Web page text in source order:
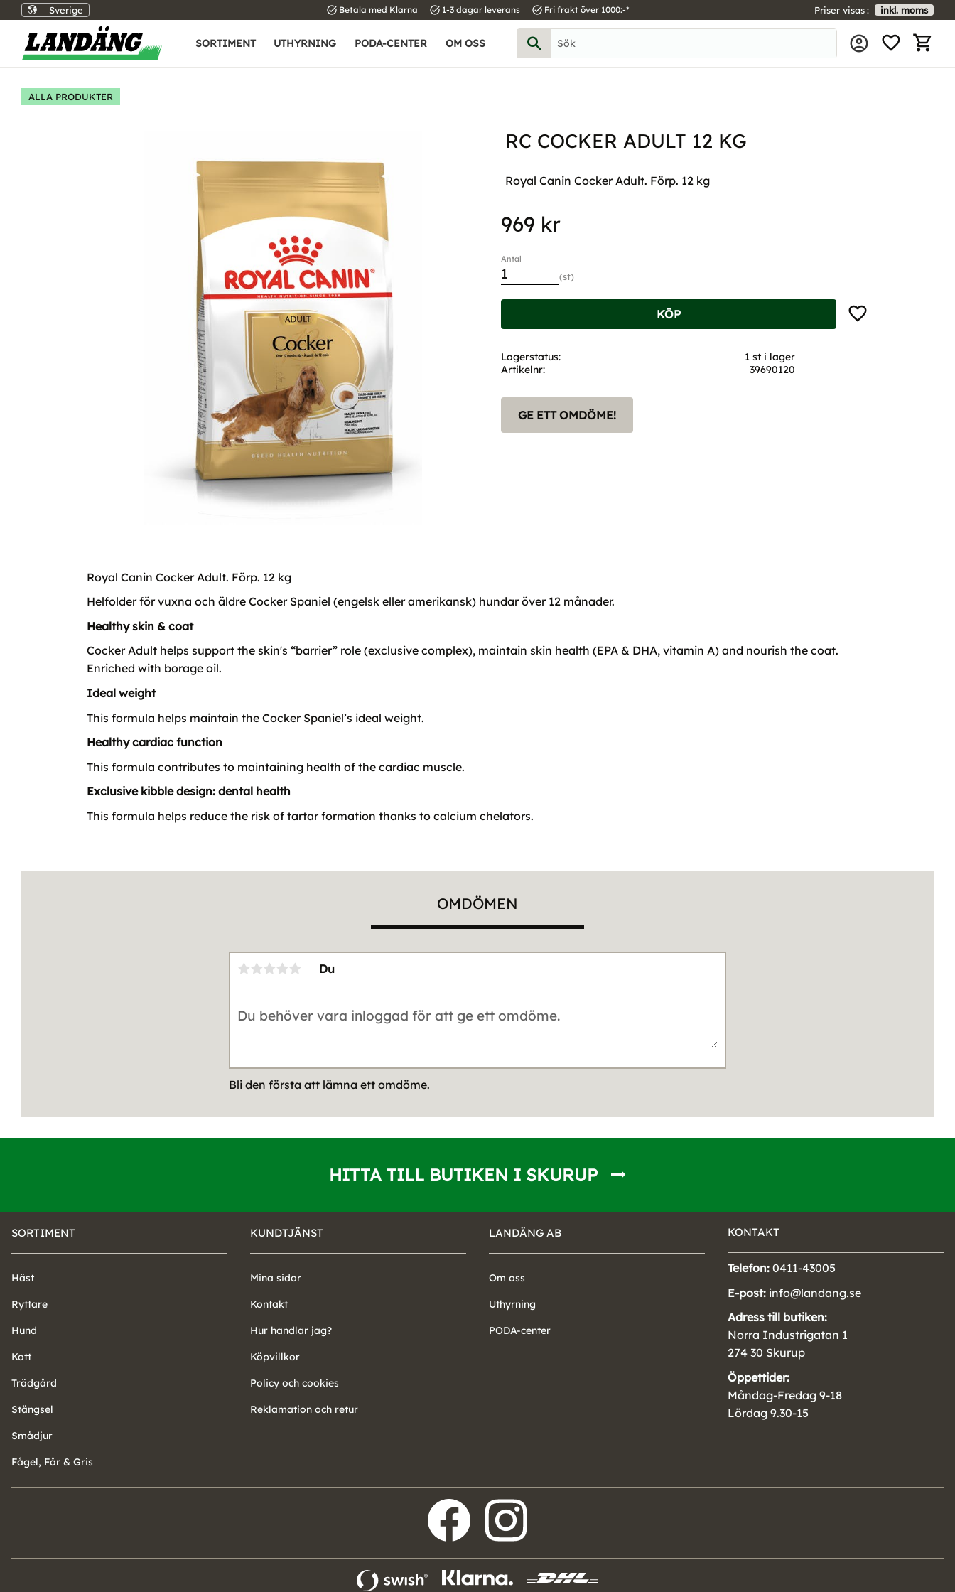
Sverige task_alt Betala med Klarna task_alt 1-3 dagar leverans task_alt Fri frakt över 1000:-* Priser visas inkl. moms
SORTIMENT UTHYRNING PODA-CENTER OM OSS
ALLA PRODUKTER
RC COCKER ADULT 12 KG
Royal Canin Cocker Adult. Förp. 12 kg
969 kr
Antal
st
KÖP Lägg till i favoriter
Lagerstatus
1 st i lager
Artikelnr
39690120
GE ETT OMDÖME!
Royal Canin Cocker Adult. Förp. 12 kg
Helfolder för vuxna och äldre Cocker Spaniel (engelsk eller amerikansk) hundar över 12 månader.
Healthy skin & coat
Cocker Adult helps support the skin's “barrier” role (exclusive complex), maintain skin health (EPA & DHA, vitamin A) and nourish the coat.
Enriched with borage oil.
Ideal weight
This formula helps maintain the Cocker Spaniel’s ideal weight.
Healthy cardiac function
This formula contributes to maintaining health of the cardiac muscle.
Exclusive kibble design: dental health
This formula helps reduce the risk of tartar formation thanks to calcium chelators.
OMDÖMEN
Du
Bli den första att lämna ett omdöme.
HITTA TILL BUTIKEN I SKURUP
SORTIMENT
Häst
Ryttare
Hund
Katt
Trädgård
Stängsel
Smådjur
Fågel, Får & Gris
KUNDTJÄNST
Mina sidor
Kontakt
Hur handlar jag?
Köpvillkor
Policy och cookies
Reklamation och retur
LANDÄNG AB
Om oss
Uthyrning
PODA-center
KONTAKT
Telefon: 0411-43005
E-post: info@landang.se
Adress till butiken:
Norra Industrigatan 1
274 30 Skurup
Öppettider:
Måndag-Fredag 9-18
Lördag 9.30-15